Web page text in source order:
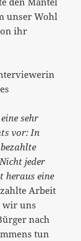
unser Wohl
ihr
sehr
vor: In
jeder
heraus eine
Arbeit
wir uns
nach
tun